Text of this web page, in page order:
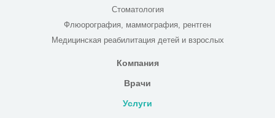
Стоматология
Флюорография, маммография, рентген
Медицинская реабилитация детей и взрослых
Компания
Врачи
Услуги